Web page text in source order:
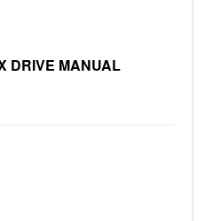
DRIVE MANUAL